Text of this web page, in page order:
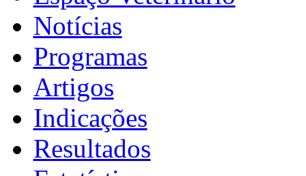
Notícias
Programas
Artigos
Indicações
Resultados